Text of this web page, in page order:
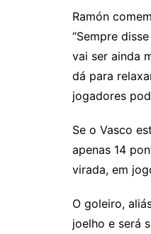
Ramón
“Sempre
vai ser ainda
dá para
jogadores
Se o Vasco
apenas 14
virada, em
O goleiro,
joelho e será